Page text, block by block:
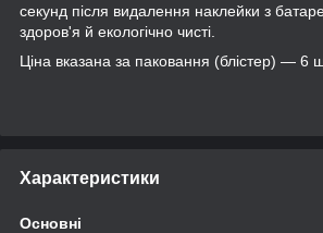
секунд після видалення наклейки з
здоров'я й екологічно чисті.
Ціна вказана за паковання (блістер) — 6
Характеристики
Основні